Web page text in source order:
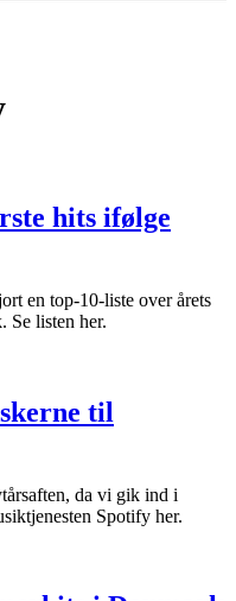
hits ifølge
en top-10-liste over årets
Se listen her.
til
da vi gik ind i
Spotify her.